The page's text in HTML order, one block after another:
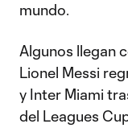
mundo.
Algunos llegan
Lionel Messi
y Inter Miami
del Leagues